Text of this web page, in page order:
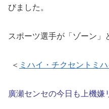
びました。
スポーツ選手が「ゾーン」
＜ ミハイ・チクセントミハ
廣瀬センセの今日も上機嫌